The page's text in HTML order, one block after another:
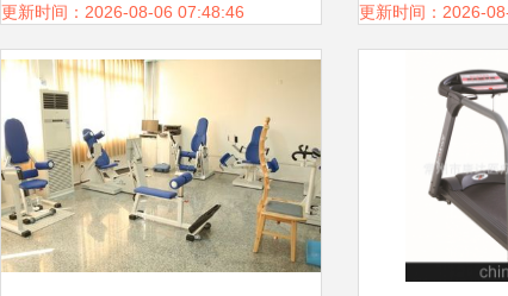
更新时间：2026-08-06 07:48:46 更新时间：2026-